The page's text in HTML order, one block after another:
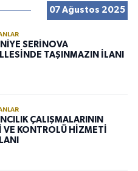
07 Ağustos 2025
SERİNOVA
TAŞINMAZIN İLANI
ÇALIŞMALARININ
VE KONTROLÜ HİZMETİ